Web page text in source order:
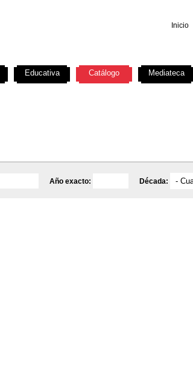
Inicio
Año exacto: Década:
Educativa Catálogo Mediateca